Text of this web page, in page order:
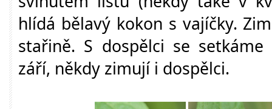
hlídá bělavý kokon s vajíčky.
stařině. S dospělci se
září, někdy zimují i dospělci.